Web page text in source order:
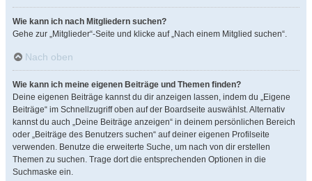
Wie kann ich nach Mitgliedern suchen?
Gehe zur „Mitglieder“-Seite und klicke auf „Nach einem Mitglied suchen“.
Nach oben
Wie kann ich meine eigenen Beiträge und Themen finden?
Deine eigenen Beiträge kannst du dir anzeigen lassen, indem du „Eigene
Beiträge“ im Schnellzugriff oben auf der Boardseite auswählst. Alternativ
kannst du auch „Deine Beiträge anzeigen“ in deinem persönlichen Bereich
oder „Beiträge des Benutzers suchen“ auf deiner eigenen Profilseite
verwenden. Benutze die erweiterte Suche, um nach von dir erstellen
Themen zu suchen. Trage dort die entsprechenden Optionen in die
Suchmaske ein.